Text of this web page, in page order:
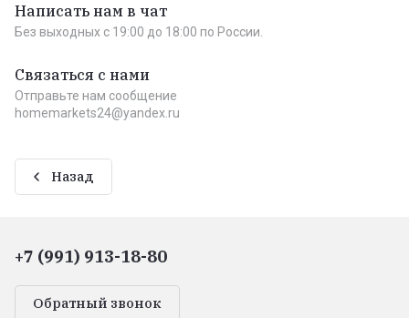
Написать нам в чат
Без выходных c 19:00 до 18:00 по России.
Связаться с нами
Отправьте нам сообщение
homemarkets24@yandex.ru
Назад
+7 (991) 913-18-80
Обратный звонок